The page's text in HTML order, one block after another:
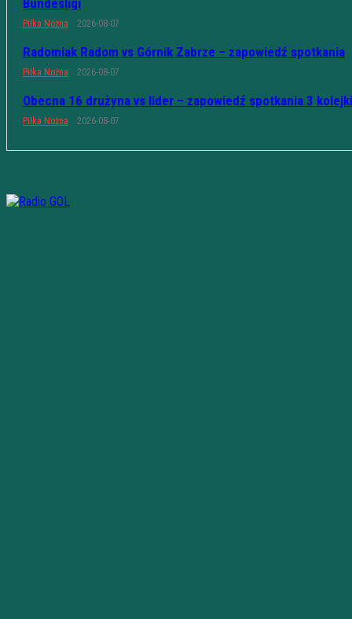
Piłka Nożna 2026-08-07
Radomiak Radom vs Górnik Zabrze – zapowiedź spotkania
Piłka Nożna 2026-08-07
Obecna 16 drużyna vs lider – zapowiedź spotkania 3 kolejki
Piłka Nożna 2026-08-07